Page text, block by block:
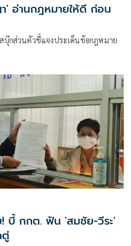
อ่านกฎหมายให้ดี ก่อน
บุ๊กส่วนตัวชี้แจงประเด็นข้อกฎหมาย
บี้ กกต. ฟัน 'สมชัย-วีระ'